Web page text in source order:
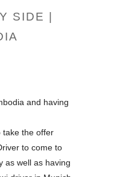
SIDE |
and having
take the offer
to come to
as well as having